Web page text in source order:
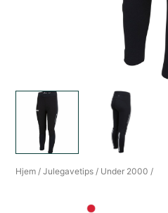
Hjem /Julegavetips / Under 2000 /